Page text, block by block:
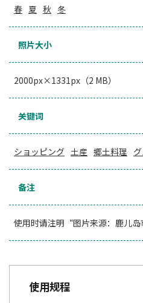
春 夏 秋 冬
照片大小
2000px×1331px（2 MB）
关键词
ショッピング 土産 郷土料理
备注
使用时请注明“图片来源：鹿儿
使用规程